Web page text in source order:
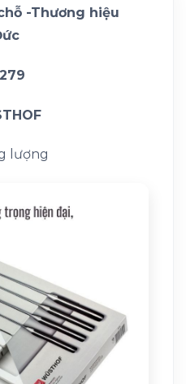
-Thương hiệu
lượng